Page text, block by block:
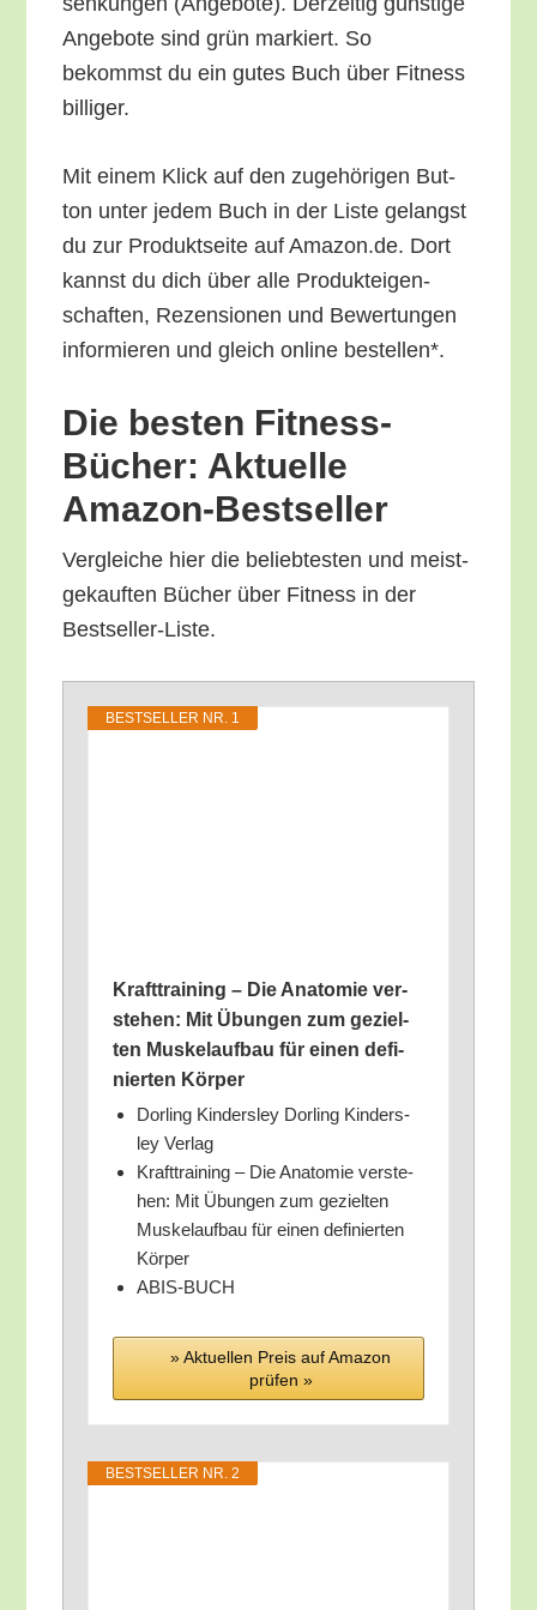
Ange­bo­te sind grün mar­kiert. So
bekommst du ein gutes Buch über Fit­ness
billiger.
Mit einem Klick auf den zuge­hö­ri­gen But­
ton unter jedem Buch in der Lis­te gelangst
du zur Pro­dukt­sei­te auf Amazon.de. Dort
kannst du dich über alle Pro­duk­tei­gen­
schaf­ten, Rezen­sio­nen und Bewer­tun­gen
infor­mie­ren und gleich online bestellen*.
Die bes­ten Fit­ness-
Bücher: Aktu­el­le
Amazon-Bestseller
Ver­glei­che hier die belieb­tes­ten und meist­
ge­kauf­ten Bücher über Fit­ness in der
Bestseller-Liste.
BEST­SEL­LER NR. 1
Kraft­trai­ning – Die Ana­to­mie ver­
ste­hen: Mit Übun­gen zum geziel­
ten Mus­kel­auf­bau für einen defi­
nier­ten Körper
Dor­ling Kin­ders­ley Dor­ling Kin­ders­
ley Verlag
Kraft­trai­ning – Die Ana­to­mie ver­ste­
hen: Mit Übun­gen zum geziel­ten
Mus­kel­auf­bau für einen defi­nier­ten
Körper
ABIS-BUCH
» Aktu­el­len Preis auf Ama­zon
prü­fen »
BEST­SEL­LER NR. 2